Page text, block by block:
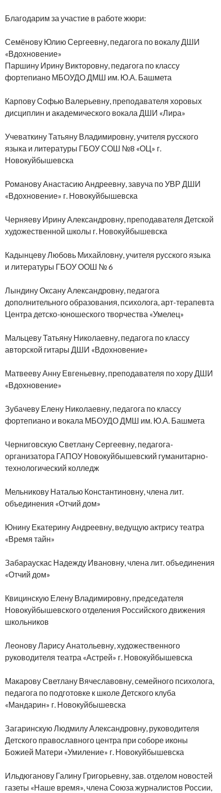
Благодарим за участие в работе жюри:
Семёнову Юлию Сергеевну, педагога по вокалу ДШИ
«Вдохновение»
Паршину Ирину Викторовну, педагога по классу
фортепиано МБОУДО ДМШ им. Ю.А. Башмета
Карпову Софью Валерьевну, преподавателя хоровых
дисциплин и академического вокала ДШИ «Лира»
Учеваткину Татьяну Владимировну, учителя русского
языка и литературы ГБОУ СОШ №8 «ОЦ» г.
Новокуйбышевска
Романову Анастасию Андреевну, завуча по УВР ДШИ
«Вдохновение» г. Новокуйбышевска
Черняеву Ирину Александровну, преподавателя Детской
художественной школы г. Новокуйбышевска
Кадынцеву Любовь Михайловну, учителя русского языка
и литературы ГБОУ ООШ № 6
Лындину Оксану Александровну, педагога
дополнительного образования, психолога, арт-терапевта
Центра детско-юношеского творчества «Умелец»
Мальцеву Татьяну Николаевну, педагога по классу
авторской гитары ДШИ «Вдохновение»
Матвееву Анну Евгеньевну, преподавателя по хору ДШИ
«Вдохновение»
Зубачеву Елену Николаевну, педагога по классу
фортепиано и вокала МБОУДО ДМШ им. Ю.А. Башмета
Черниговскую Светлану Сергеевну, педагога-
организатора ГАПОУ Новокуйбышевский гуманитарно-
технологический колледж
Мельникову Наталью Константиновну, члена лит.
объединения «Отчий дом»
Юнину Екатерину Андреевну, ведущую актрису театра
«Время тайн»
Забараускас Надежду Ивановну, члена лит. объединения
«Отчий дом»
Квицинскую Елену Владимировну, председателя
Новокуйбышевского отделения Российского движения
школьников
Леонову Ларису Анатольевну, художественного
руководителя театра «Астрей» г. Новокуйбышевска
Макарову Светлану Вячеславовну, семейного психолога,
педагога по подготовке к школе Детского клуба
«Мандарин» г. Новокуйбышевска
Загаринскую Людмилу Александровну, руководителя
Детского православного центра при соборе иконы
Божией Матери «Умиление» г. Новокуйбышевска
Ильдюганову Галину Григорьевну, зав. отделом новостей
газеты «Наше время», члена Союза журналистов России,